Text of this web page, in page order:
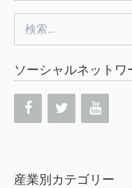
索:
ソーシャルネットワ
産業別カテゴリー